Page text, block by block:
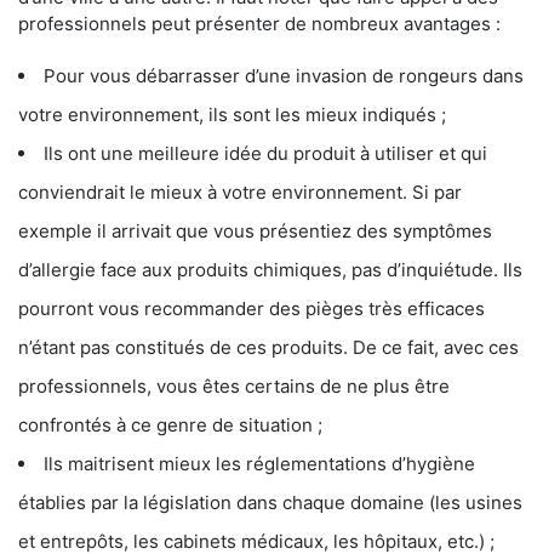
professionnels peut présenter de nombreux avantages :
Pour vous débarrasser d’une invasion de rongeurs dans
votre environnement, ils sont les mieux indiqués ;
Ils ont une meilleure idée du produit à utiliser et qui
conviendrait le mieux à votre environnement. Si par
exemple il arrivait que vous présentiez des symptômes
d’allergie face aux produits chimiques, pas d’inquiétude. Ils
pourront vous recommander des pièges très efficaces
n’étant pas constitués de ces produits. De ce fait, avec ces
professionnels, vous êtes certains de ne plus être
confrontés à ce genre de situation ;
Ils maitrisent mieux les réglementations d’hygiène
établies par la législation dans chaque domaine (les usines
et entrepôts, les cabinets médicaux, les hôpitaux, etc.) ;